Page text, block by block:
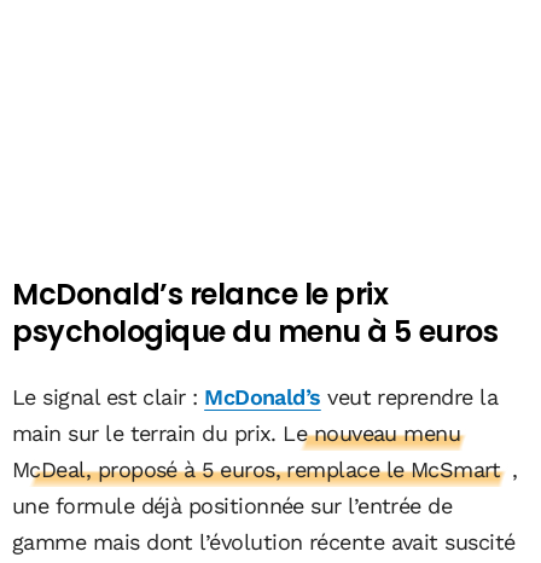
McDonald’s relance le prix
psychologique du menu à 5 euros
Le signal est clair : McDonald’s veut reprendre la
main sur le terrain du prix. Le nouveau menu
McDeal, proposé à 5 euros, remplace le McSmart ,
une formule déjà positionnée sur l’entrée de
gamme mais dont l’évolution récente avait suscité